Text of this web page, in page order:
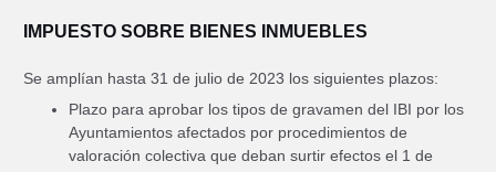
IMPUESTO SOBRE BIENES INMUEBLES
Se amplían hasta 31 de julio de 2023 los siguientes plazos:
Plazo para aprobar los tipos de gravamen del IBI por los
Ayuntamientos afectados por procedimientos de
valoración colectiva que deban surtir efectos el 1 de